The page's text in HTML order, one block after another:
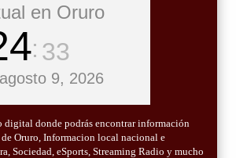
en Oruro
34
9, 2026
digital donde podrás encontrar información
Oruro, Informacion local nacional e
Sociedad, eSports, Streaming Radio y mucho